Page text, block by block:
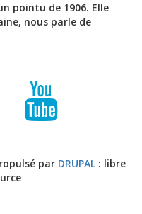
pointu de 1906. Elle
nous parle de
pointu
par DRUPAL : libre